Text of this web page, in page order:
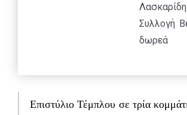
Λασκαρίδη
Συλλογή
δωρεά
ΑΡΙΘ. ΔΩΡ.
Επιστύλιο Τέμπλου σε τρία